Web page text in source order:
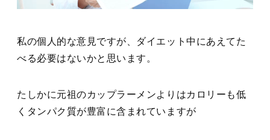
私の個人的な意見ですが、ダイエット中にあえてた
べる必要はないかと思います。
たしかに元祖のカップラーメンよりはカロリーも低
くタンパク質が豊富に含まれていますが